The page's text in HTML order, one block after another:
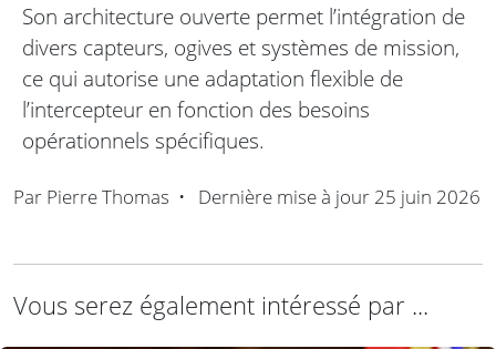
Son architecture ouverte permet l’intégration de
divers capteurs, ogives et systèmes de mission,
ce qui autorise une adaptation flexible de
l’intercepteur en fonction des besoins
opérationnels spécifiques.
Par Pierre Thomas • Dernière mise à jour 25 juin 2026
Vous serez également intéressé par ...